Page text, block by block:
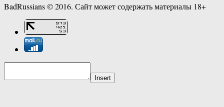
BadRussians © 2016. Сайт может содержать материалы 18+
Insert